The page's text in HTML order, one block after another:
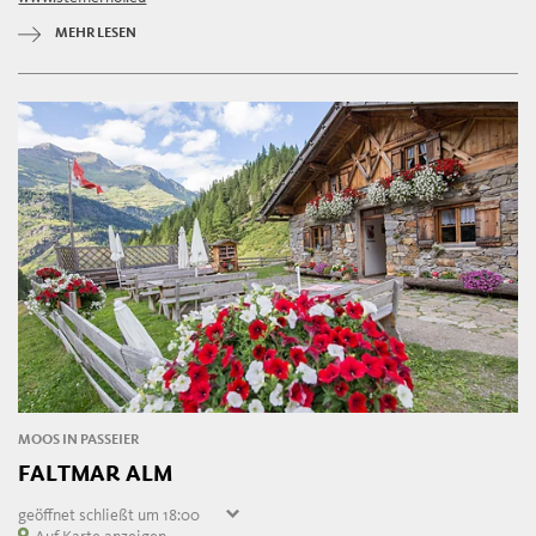
Dienstag
Mittwoch
Freitag
14:00 - 22:00
MEHR LESEN
MOOS IN PASSEIER
FALTMAR ALM
geöffnet schließt um 18:00